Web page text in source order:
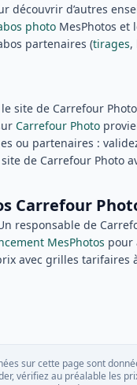
découvrir d’autres
photo MesPhotos et
partenaires (tirages,
site de Carrefour
Carrefour Photo
ou partenaires :
de Carrefour Photo
Carrefour
responsable de
MesPhotos pour
avec grilles tarifaires
sur cette page sont
vérifiez au préalable les